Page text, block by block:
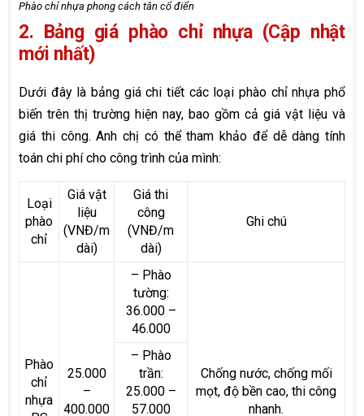
Phào chỉ nhựa phong cách tân cổ điển
2. Bảng giá phào chỉ nhựa (Cập nhật
mới nhất)
Dưới đây là bảng giá chi tiết các loại phào chỉ nhựa phổ
biến trên thị trường hiện nay, bao gồm cả giá vật liệu và
giá thi công. Anh chị có thể tham khảo để dễ dàng tính
toán chi phí cho công trình của mình:
Loại
phào
chỉ
Giá vật
liệu
(VNĐ/m
dài)
Giá thi
công
(VNĐ/m
dài)
Ghi chú
Phào
chỉ
nhựa
25.000
–
400.000
– Phào
tường:
36.000 –
46.000
Chống nước, chống mối
mọt, độ bền cao, thi công
nhanh.
– Phào
trần:
25.000 –
57.000